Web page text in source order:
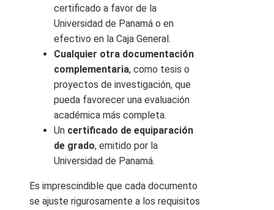
certificado a favor de la
Universidad de Panamá o en
efectivo en la Caja General.
Cualquier otra documentación
complementaria, como tesis o
proyectos de investigación, que
pueda favorecer una evaluación
académica más completa.
Un certificado de equiparación
de grado, emitido por la
Universidad de Panamá.
Es imprescindible que cada documento
se ajuste rigurosamente a los requisitos